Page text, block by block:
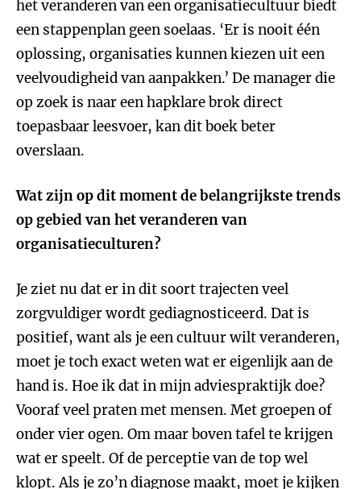
het veranderen van een organisatiecultuur biedt
een stappenplan geen soelaas. ‘Er is nooit één
oplossing, organisaties kunnen kiezen uit een
veelvoudigheid van aanpakken.’ De manager die
op zoek is naar een hapklare brok direct
toepasbaar leesvoer, kan dit boek beter
overslaan.
Wat zijn op dit moment de belangrijkste trends
op gebied van het veranderen van
organisatieculturen?
Je ziet nu dat er in dit soort trajecten veel
zorgvuldiger wordt gediagnosticeerd. Dat is
positief, want als je een cultuur wilt veranderen,
moet je toch exact weten wat er eigenlijk aan de
hand is. Hoe ik dat in mijn adviespraktijk doe?
Vooraf veel praten met mensen. Met groepen of
onder vier ogen. Om maar boven tafel te krijgen
wat er speelt. Of de perceptie van de top wel
klopt. Als je zo’n diagnose maakt, moet je kijken